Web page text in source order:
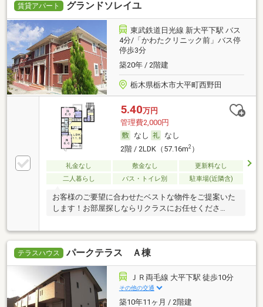
賃貸アパート グランドソレイユ
東武鉄道日光線 新大平下駅 バス
4分/「かわたクリニック前」バス停
停歩3分
築20年 / 2階建
栃木県栃木市大平町西野田
5.40万円
管理費2,000円
なし
なし
2階 / 2LDK（57.16m2）
礼金なし 敷金なし
更新料なし
二人暮らし
バス・トイレ別 駐車場(近隣含)
お客様のご要望に合わせたベストな物件をご提案いた
します！お部屋探しならリクラスにお任せくださ
テラスハウス パークテラス Ａ棟
ＪＲ両毛線 大平下駅 徒歩10分
その他の交通
築10年11ヶ月 / 2階建